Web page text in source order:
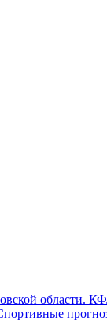
области.